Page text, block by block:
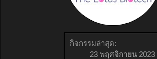
กิจกรรมล่าสุด:
23 พฤศจิกายน 2023